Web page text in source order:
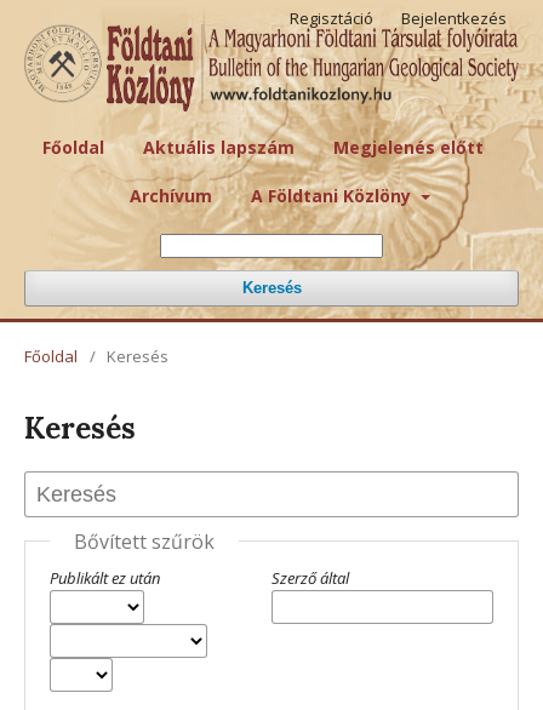
Főoldal Aktuális lapszám Megjelenés előtt
Archívum A Földtani Közlöny
Keresés
Regisztáció Bejelentkezés
Főoldal / Keresés
Keresés
Bővített szűrök
Publikált ez után Szerző által